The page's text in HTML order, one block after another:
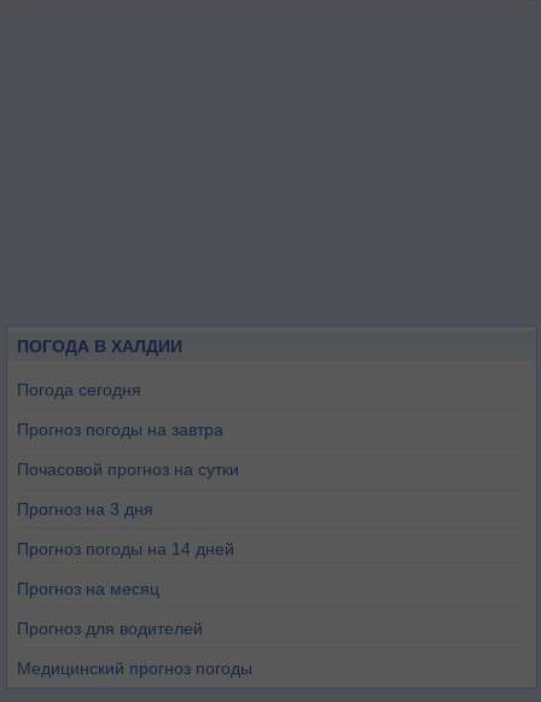
ПОГОДА В ХАЛДИИ
Погода сегодня
Прогноз погоды на завтра
Почасовой прогноз на сутки
Прогноз на 3 дня
Прогноз погоды на 14 дней
Прогноз на месяц
Прогноз для водителей
Медицинский прогноз погоды